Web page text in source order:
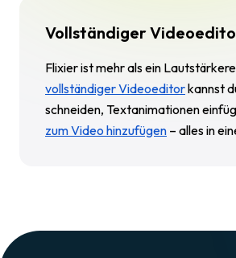
Vollständiger
Flixier ist mehr als ein
vollständiger Videoeditorkannst
schneiden, Textanimationen
zum Video hinzufügen – alles in